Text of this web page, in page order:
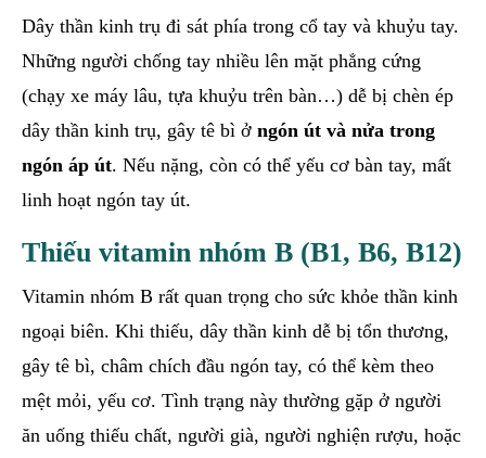
Dây thần kinh trụ đi sát phía trong cổ tay và khuỷu tay.
Những người chống tay nhiều lên mặt phẳng cứng
(chạy xe máy lâu, tựa khuỷu trên bàn…) dễ bị chèn ép
dây thần kinh trụ, gây tê bì ở ngón út và nửa trong
ngón áp út. Nếu nặng, còn có thể yếu cơ bàn tay, mất
linh hoạt ngón tay út.
Thiếu vitamin nhóm B (B1, B6, B12)
Vitamin nhóm B rất quan trọng cho sức khỏe thần kinh
ngoại biên. Khi thiếu, dây thần kinh dễ bị tổn thương,
gây tê bì, châm chích đầu ngón tay, có thể kèm theo
mệt mỏi, yếu cơ. Tình trạng này thường gặp ở người
ăn uống thiếu chất, người già, người nghiện rượu, hoặc